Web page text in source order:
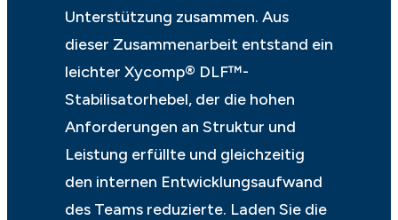
Unterstützung zusammen. Aus
dieser Zusammenarbeit entstand ein
leichter Xycomp® DLF™-
Stabilisatorhebel, der die hohen
Anforderungen an Struktur und
Leistung erfüllte und gleichzeitig
den internen Entwicklungsaufwand
des Teams reduzierte. Laden Sie die